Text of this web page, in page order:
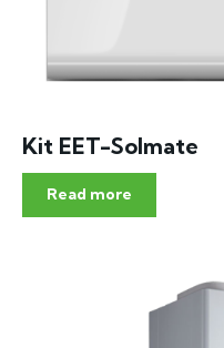
Kit EET-Solmate
Read more